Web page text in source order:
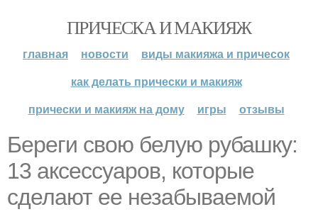
ПРИЧЕСКА И МАКИЯЖ
главная новости
виды макияжа и причесок
как делать прически и макияж
прически и макияж на дому
игры отзывы
Береги свою белую рубашку:
13 аксессуаров, которые
сделают ее незабываемой